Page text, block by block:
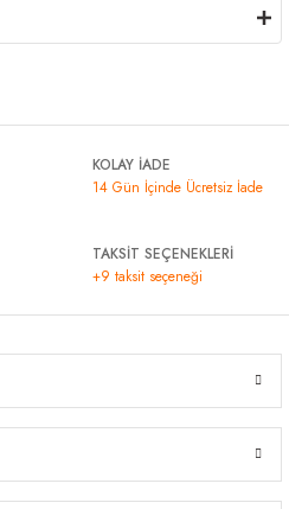
KOLAY İADE
14 Gün İçinde Ücretsiz İade
TAKSİT SEÇENEKLERİ
+9 taksit seçeneği